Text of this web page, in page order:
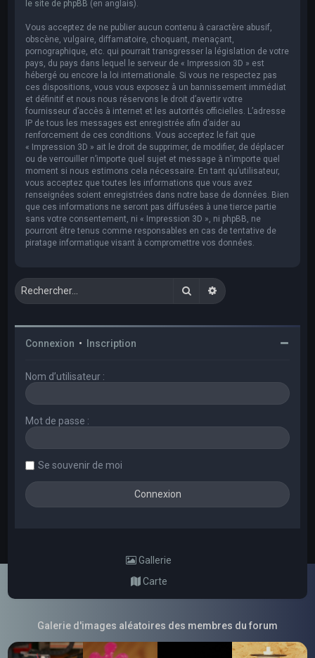
le site de phpBB (en anglais).
Vous acceptez de ne publier aucun contenu à caractère abusif,
obscène, vulgaire, diffamatoire, choquant, menaçant,
pornographique, etc. qui pourrait transgresser la législation de votre
pays, du pays dans lequel le serveur de « Impression 3D » est
hébergé ou encore la loi internationale. Si vous ne respectez pas
ces dispositions, vous vous exposez à un bannissement immédiat
et définitif et nous nous réservons le droit d’avertir votre
fournisseur d’accès à internet et les autorités officielles. L’adresse
IP de tous les messages est enregistrée afin d’aider au
renforcement de ces conditions. Vous acceptez le fait que
« Impression 3D » ait le droit de supprimer, de modifier, de déplacer
ou de verrouiller n’importe quel sujet et message à n’importe quel
moment si nous estimons cela nécessaire. En tant qu’utilisateur,
vous acceptez que toutes les informations que vous avez
renseignées soient enregistrées dans notre base de données. Bien
que ces informations ne seront pas diffusées à une tierce partie
sans votre consentement, ni « Impression 3D », ni phpBB, ne
pourront être tenus comme responsables en cas de tentative de
piratage informatique visant à compromettre vos données.
RechercherRecherche avancée
Connexion • Inscription
Nom d’utilisateur :
Mot de passe :
Se souvenir de moi
Gallerie
Carte
Galerie d'images aléatoires des membres du forum